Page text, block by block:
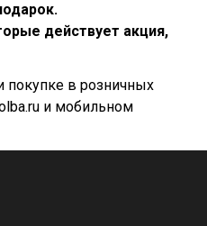
действует акция,
покупке в розничных
и мобильном